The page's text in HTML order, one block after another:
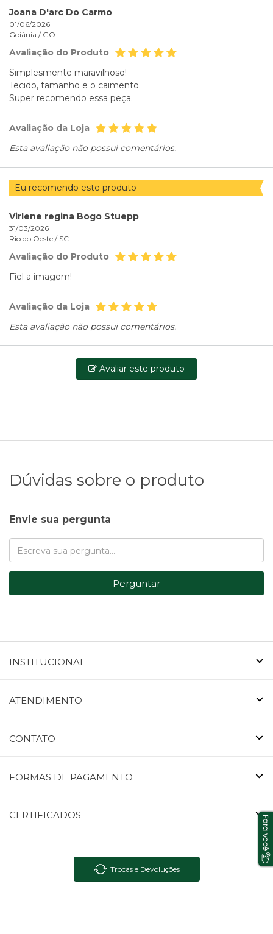
Joana D'arc Do Carmo
01/06/2026
Goiânia / GO
Avaliação do Produto
Simplesmente maravilhoso!
Tecido, tamanho e o caimento.
Super recomendo essa peça.
Avaliação da Loja
Esta avaliação não possui comentários.
Eu recomendo este produto
Virlene regina Bogo Stuepp
31/03/2026
Rio do Oeste / SC
Avaliação do Produto
Fiel a imagem!
Avaliação da Loja
Esta avaliação não possui comentários.
Avaliar este produto
Dúvidas sobre o produto
Envie sua pergunta
Perguntar
INSTITUCIONAL
ATENDIMENTO
CONTATO
FORMAS DE PAGAMENTO
CERTIFICADOS
Trocas e Devoluções